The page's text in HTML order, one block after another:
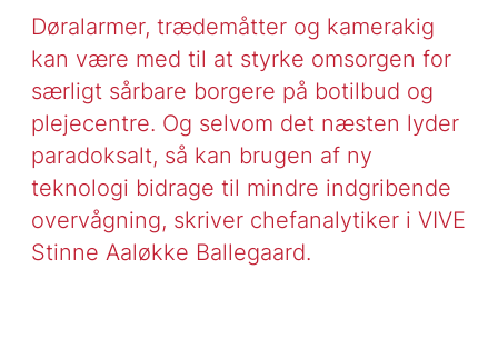
Døralarmer, trædemåtter og kamerakig
kan være med til at styrke omsorgen for
særligt sårbare borgere på botilbud og
plejecentre. Og selvom det næsten lyder
paradoksalt, så kan brugen af ny
teknologi bidrage til mindre indgribende
overvågning, skriver chefanalytiker i VIVE
Stinne Aaløkke Ballegaard.